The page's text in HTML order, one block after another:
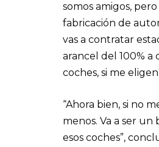
somos amigos,
fabricación de
vas a contratar
arancel del 100%
coches, si me
“Ahora bien, si no
menos. Va a ser un
esos coches”,